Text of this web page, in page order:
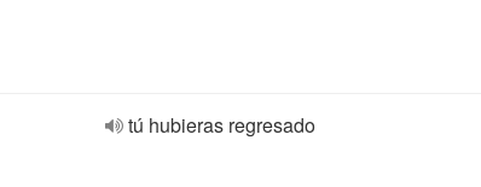
tú hubieras regresado